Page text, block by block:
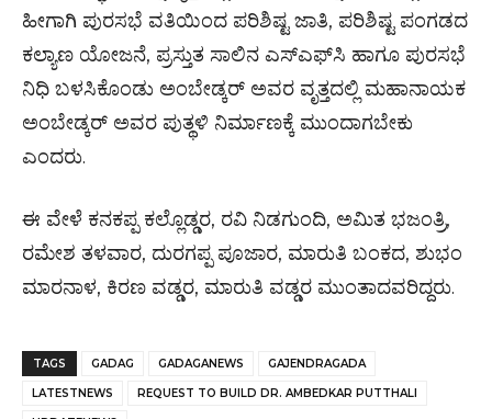
ಹೀಗಾಗಿ ಪುರಸಭೆ ವತಿಯಿಂದ ಪರಿಶಿಷ್ಟ ಜಾತಿ, ಪರಿಶಿಷ್ಟ ಪಂಗಡದ
ಕಲ್ಯಾಣ ಯೋಜನೆ, ಪ್ರಸ್ತುತ ಸಾಲಿನ ಎಸ್‌ಎಫ್‌ಸಿ ಹಾಗೂ ಪುರಸಭೆ
ನಿಧಿ ಬಳಸಿಕೊಂಡು ಅಂಬೇಡ್ಕರ್ ಅವರ ವೃತ್ತದಲ್ಲಿ ಮಹಾನಾಯಕ
ಅಂಬೇಡ್ಕರ್ ಅವರ ಪುತ್ಥಳಿ ನಿರ್ಮಾಣಕ್ಕೆ ಮುಂದಾಗಬೇಕು
ಎಂದರು.
ಈ ವೇಳೆ ಕನಕಪ್ಪ ಕಲ್ಲೊಡ್ಡರ, ರವಿ ನಿಡಗುಂದಿ, ಅಮಿತ ಭಜಂತ್ರಿ,
ರಮೇಶ ತಳವಾರ, ದುರಗಪ್ಪ ಪೂಜಾರ, ಮಾರುತಿ ಬಂಕದ, ಶುಭಂ
ಮಾರನಾಳ, ಕಿರಣ ವಡ್ಡರ, ಮಾರುತಿ ವಡ್ಡರ ಮುಂತಾದವರಿದ್ದರು.
TAGS GADAG GADAGANEWS GAJENDRAGADA
LATESTNEWS REQUEST TO BUILD DR. AMBEDKAR PUTTHALI